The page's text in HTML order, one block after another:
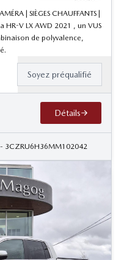
| SIÈGES CHAUFFANTS |
HR-V LX AWD 2021 , un VUS
de polyvalence,
Soyez préqualifié
Détails
- 3CZRU6H36MM102042